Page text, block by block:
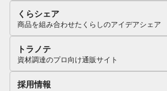
くらシェア
商品を組み合わせたくらしのアイデアシェア
トラノテ
資材調達のプロ向け通販サイト
採用情報